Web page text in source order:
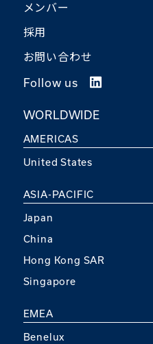
メンバー
採用
お問い合わせ
Follow us
WORLDWIDE
AMERICAS
United States
ASIA-PACIFIC
Japan
China
Hong Kong SAR
Singapore
EMEA
Benelux